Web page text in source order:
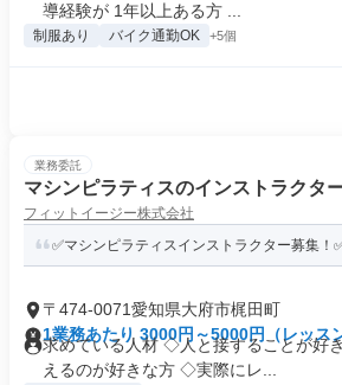
導経験が 1年以上ある方 ...
制服あり バイク通勤OK +5個
業務委託
マシンピラティスのインストラクタ
フィットイージー株式会社
✅マシンピラティスインストラクター募集！
〒474-0071愛知県大府市梶田町
1業務あたり 3000円～5000円（レッス
分）
求めている人材 ◇人と接することが好
えるのが好きな方 ◇実際にレ...